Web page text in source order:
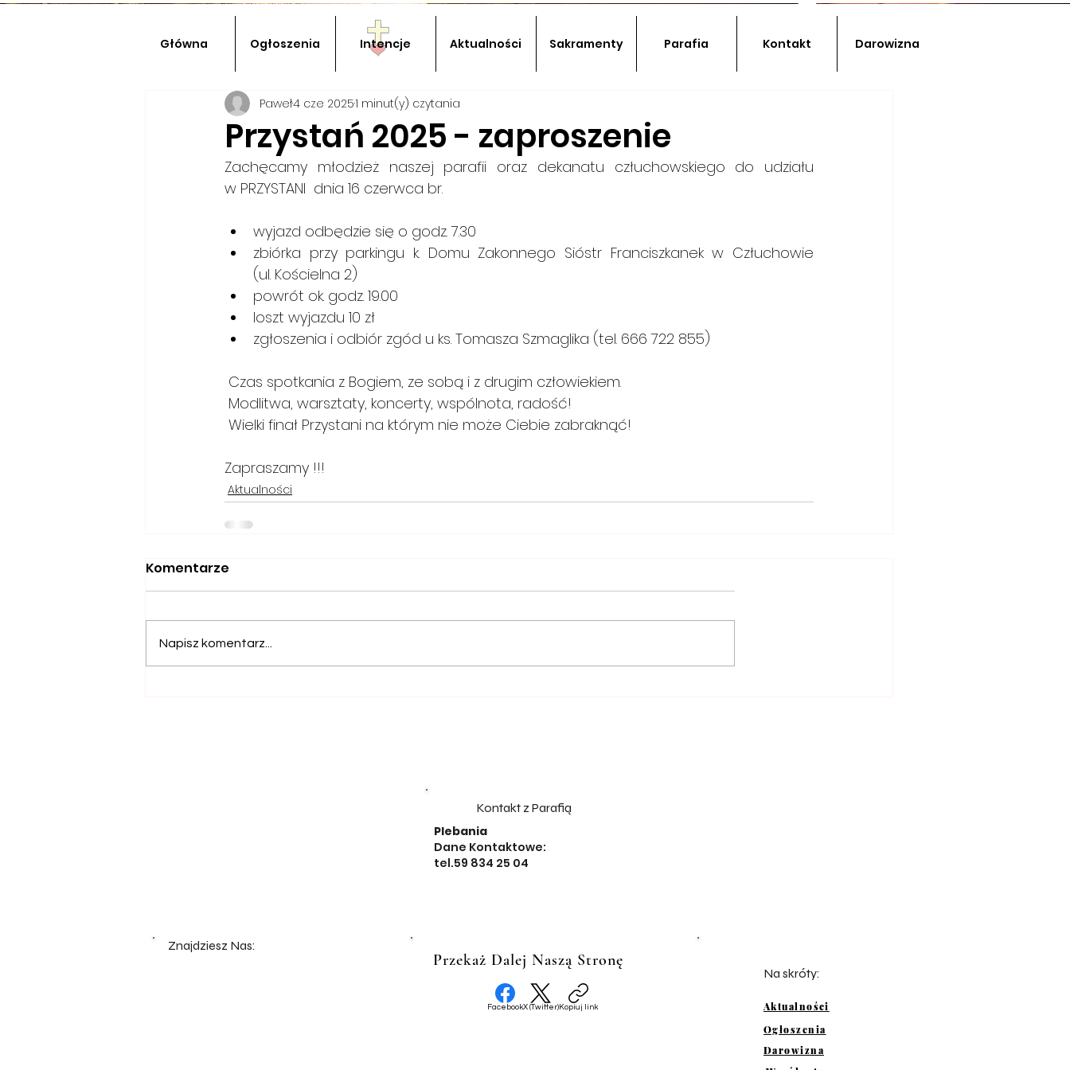
Główna Ogłoszenia Intencje Aktualności Sakramenty Parafia Kontakt Darowizna
Przystań 2025 - zaproszenie
Paweł4 cze 20251 minut(y) czytania
Zachęcamy młodzież naszej parafii oraz dekanatu człuchowskiego do udziału
w PRZYSTANI  dnia 16 czerwca br.
wyjazd odbędzie się o godz. 7.30
zbiórka przy parkingu k. Domu Zakonnego Sióstr Franciszkanek w Człuchowie
(ul. Kościelna 2)
powrót ok. godz. 19.00
loszt wyjazdu 10 zł
zgłoszenia i odbiór zgód u ks. Tomasza Szmaglika (tel. 666 722 855)
Czas spotkania z Bogiem, ze sobą i z drugim człowiekiem.
Modlitwa, warsztaty, koncerty, wspólnota, radość!
Wielki finał Przystani na którym nie może Ciebie zabraknąć!
Zapraszamy !!!
Aktualności
Komentarze
Napisz komentarz...
Kontakt z Parafią
Plebania
Dane Kontaktowe:
tel.59 834 25 04
Znajdziesz Nas:
Przekaż Dalej Naszą Stronę
FacebookX (Twitter)Kopiuj link
Na skróty:
Aktualności
Ogłoszenia
Darowizna